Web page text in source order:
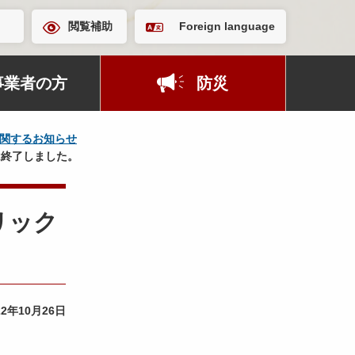
閲覧補助 Foreign language
業者の方 防災
するお知らせ
了しました。
ック
年10月26日